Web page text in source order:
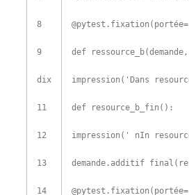
8
9
dix
11
12
13
14
@pytest . fixation ( portée=
def ressource_b(demande,
impression ( 'Dans
def resource_b_fin ( ) :
impression ( ' nIn
demande . additif final (
@pytest . fixation ( portée=